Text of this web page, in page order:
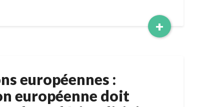
+Read
More
européennes :
européenne doit